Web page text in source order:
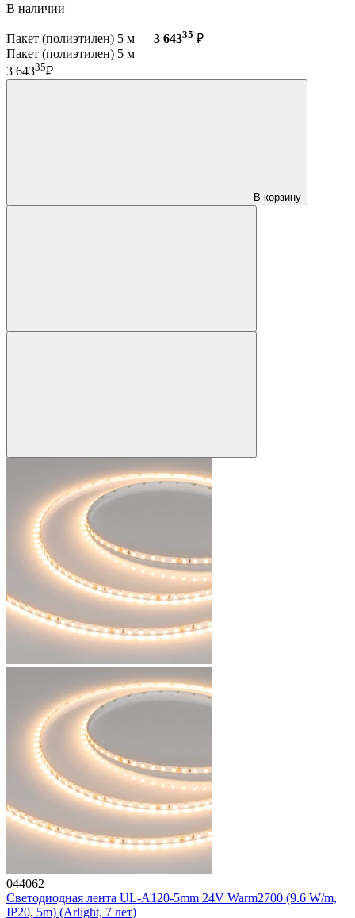
В наличии
Пакет (полиэтилен) 5 м — 3 64335 ₽
Пакет (полиэтилен) 5 м
3 64335₽
В корзину
044062
Светодиодная лента UL-A120-5mm 24V Warm2700 (9.6 W/m,
IP20, 5m) (Arlight, 7 лет)